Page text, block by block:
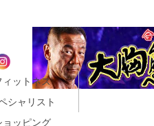
ィットネス
シャリスト
ョッピング